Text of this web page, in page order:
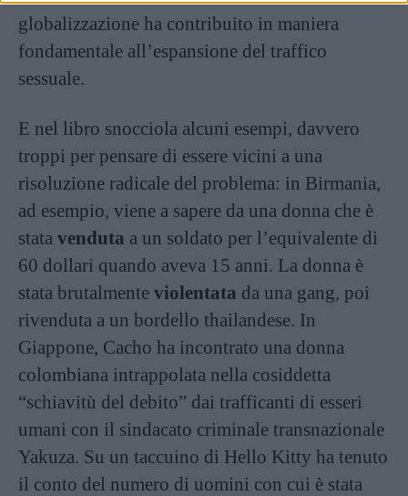
globalizzazione ha contribuito in maniera
fondamentale all’espansione del traffico
sessuale.
E nel libro snocciola alcuni esempi, davvero
troppi per pensare di essere vicini a una
risoluzione radicale del problema: in Birmania,
ad esempio, viene a sapere da una donna che è
stata venduta a un soldato per l’equivalente di
60 dollari quando aveva 15 anni. La donna è
stata brutalmente violentata da una gang, poi
rivenduta a un bordello thailandese. In
Giappone, Cacho ha incontrato una donna
colombiana intrappolata nella cosiddetta
“schiavitù del debito” dai trafficanti di esseri
umani con il sindacato criminale transnazionale
Yakuza. Su un taccuino di Hello Kitty ha tenuto
il conto del numero di uomini con cui è stata